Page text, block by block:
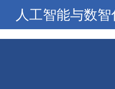
人工智能与数